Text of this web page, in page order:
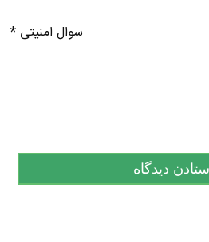
سوال امنیتی *